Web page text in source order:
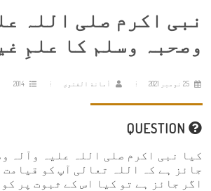
نبی اکرم صلی اللہ
وصحبہ وسلم کا علمِ
أمانة الفتوى
کیا نبی اکرم صلی اللہ علیہ وآلہ
جائز ہے کہ اللہ تعالی آپ کو
اگر جائز ہے تو کیا اس کے ثبوت پر